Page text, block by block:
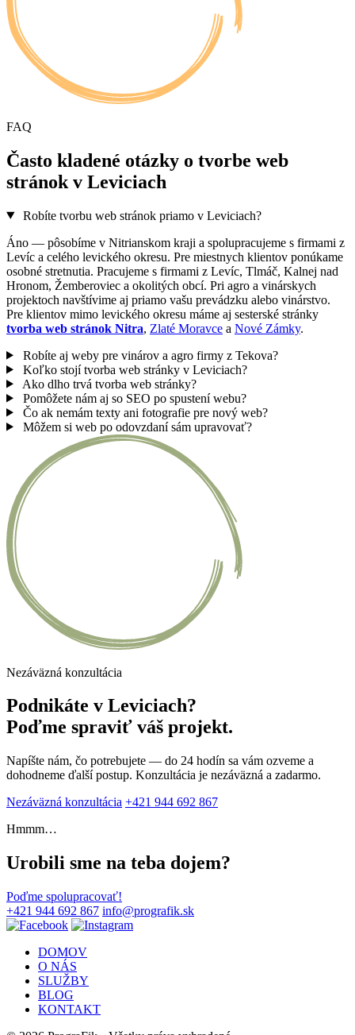
FAQ
Často kladené otázky o tvorbe web
stránok v Leviciach
Robíte tvorbu web stránok priamo v Leviciach?
Áno — pôsobíme v Nitrianskom kraji a spolupracujeme s firmami z
Levíc a celého levického okresu. Pre miestnych klientov ponúkame
osobné stretnutia. Pracujeme s firmami z Levíc, Tlmáč, Kalnej nad
Hronom, Žemberoviec a okolitých obcí. Pri agro a vinárskych
projektoch navštívime aj priamo vašu prevádzku alebo vinárstvo.
Pre klientov mimo levického okresu máme aj sesterské stránky
tvorba web stránok Nitra, Zlaté Moravce a Nové Zámky.
Robíte aj weby pre vinárov a agro firmy z Tekova?
Koľko stojí tvorba web stránky v Leviciach?
Ako dlho trvá tvorba web stránky?
Pomôžete nám aj so SEO po spustení webu?
Čo ak nemám texty ani fotografie pre nový web?
Môžem si web po odovzdaní sám upravovať?
Nezáväzná konzultácia
Podnikáte v Leviciach?
Poďme spraviť váš projekt.
Napíšte nám, čo potrebujete — do 24 hodín sa vám ozveme a
dohodneme ďalší postup. Konzultácia je nezáväzná a zadarmo.
Nezáväzná konzultácia +421 944 692 867
Hmmm…
Urobili sme na teba dojem?
Poďme spolupracovať!
+421 944 692 867 info@prografik.sk
DOMOV
O NÁS
SLUŽBY
BLOG
KONTAKT